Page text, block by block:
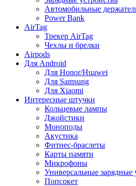
Автомобильные
Power Bank
AirTag
Трекер AirTag
Чехлы и брелки
Airpods
Для Android
Для Honor/Huawei
Для Samsung
Для Xiaomi
Интересные штучки
Кольцевые лампы
Джойстики
Моноподы
Акустика
Фитнес-браслеты
Карты памяти
Микрофоны
Универсальные зарядные
Попсокет